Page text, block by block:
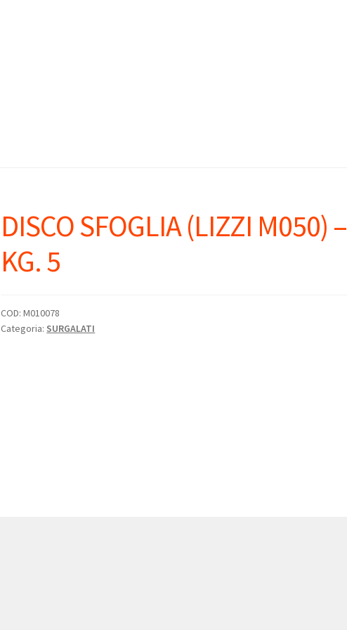
DISCO SFOGLIA (LIZZI M050) –
KG. 5
COD:M010078
Categoria: SURGALATI